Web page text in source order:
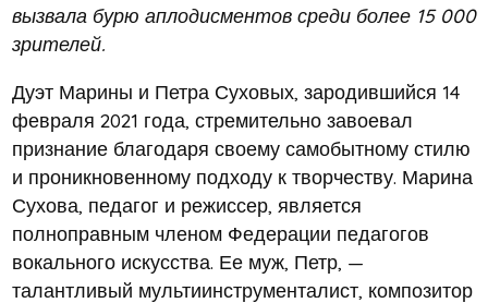
вызвала бурю аплодисментов среди более 15 000
зрителей.
Дуэт Марины и Петра Суховых, зародившийся 14
февраля 2021 года, стремительно завоевал
признание благодаря своему самобытному стилю
и проникновенному подходу к творчеству. Марина
Сухова, педагог и режиссер, является
полноправным членом Федерации педагогов
вокального искусства. Ее муж, Петр, —
талантливый мультиинструменталист, композитор